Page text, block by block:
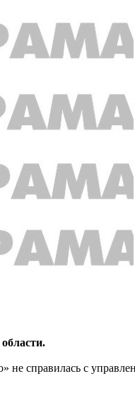
не справилась с